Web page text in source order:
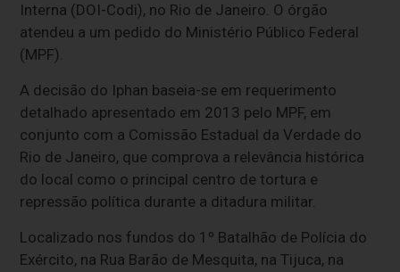
Interna (DOI-Codi), no Rio de Janeiro. O órgão
atendeu a um pedido do Ministério Público Federal
(MPF).
A decisão do Iphan baseia-se em requerimento
detalhado apresentado em 2013 pelo MPF, em
conjunto com a Comissão Estadual da Verdade do
Rio de Janeiro, que comprova a relevância histórica
do local como o principal centro de tortura e
repressão política durante a ditadura militar.
Localizado nos fundos do 1º Batalhão de Polícia do
Exército, na Rua Barão de Mesquita, na Tijuca, na